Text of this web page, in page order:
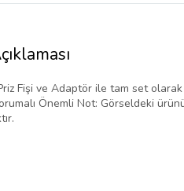
Fişi ve Adaptör ile tam set olarak
Önemli Not: Görseldeki